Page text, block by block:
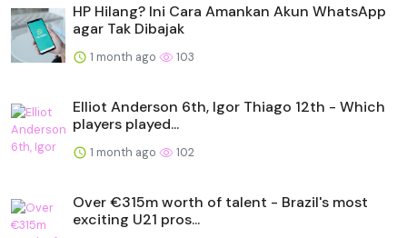
HP Hilang? Ini Cara Amankan Akun WhatsApp
agar Tak Dibajak
1 month ago 103
Elliot Anderson 6th, Igor Thiago 12th - Which
players played...
1 month ago 102
Over €315m worth of talent - Brazil's most
exciting U21 pros...